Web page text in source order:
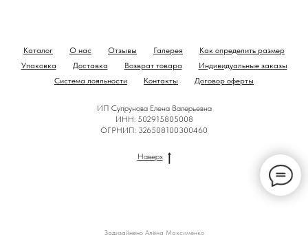
Каталог О нас Отзывы Галерея
Как определить размер
Упаковка
Доставка Возврат товара
Индивидуальные заказы
Система лояльности
Контакты Договор оферты
ИП Супрунова Елена Валерьевна
ИНН: 502915805008
ОГРНИП: 326508100300460
Наверх
Задизайнено Алёна Максименко